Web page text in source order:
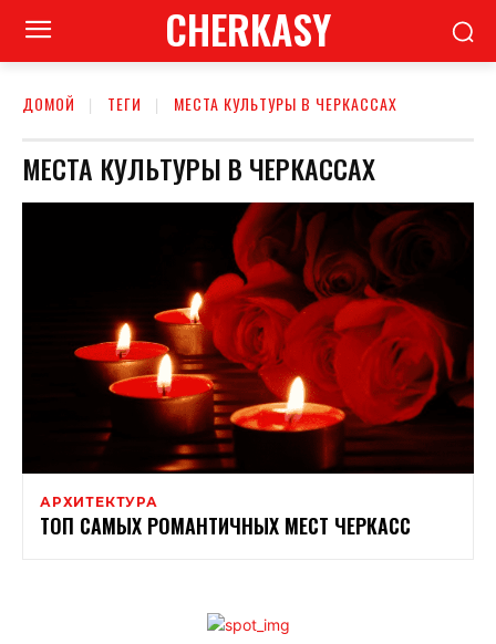
CHERKASY
ДОМОЙ ТЕГИ МЕСТА КУЛЬТУРЫ В ЧЕРКАССАХ
МЕСТА КУЛЬТУРЫ В ЧЕРКАССАХ
АРХИТЕКТУРА
ТОП САМЫХ РОМАНТИЧНЫХ МЕСТ ЧЕРКАСС